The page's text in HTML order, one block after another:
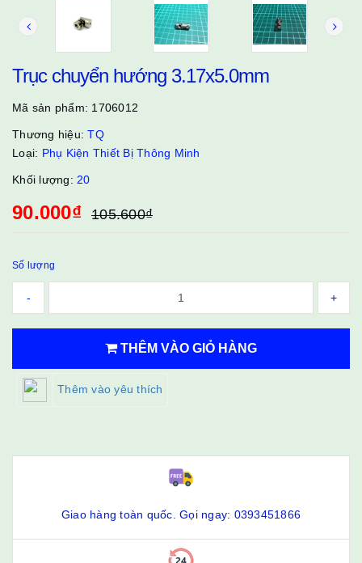
Trục chuyển hướng 3.17x5.0mm
Mã sản phẩm: 1706012
Thương hiệu:TQ
Loại: Phụ Kiện Thiết Bị Thông Minh
Khối lượng: 20
90.000₫ 105.600₫
Số lượng
- +
THÊM VÀO GIỎ HÀNG
Thêm vào yêu thích
Giao hàng toàn quốc. Gọi ngay: 0393451866